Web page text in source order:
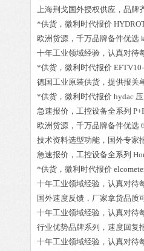
上海荆戈国外授权供应，品牌
*供货，微利时代报价
欧洲货源，千万品牌备件优选
十年工业领域经验，认真对待
*供货，微利时代报价
德国工业原装供货，提供报关
*供货，微利时代报价 hydac
急速报价，工控设备全系列
欧洲货源，千万品牌备件优选
技术资料选型功能，国外专家
急速报价，工控设备全系列
*供货，微利时代报价
十年工业领域经验，认真对待
国外速度反馈，厂家拿货品质
十年工业领域经验，认真对待
行业优势品牌系列，速度回复
十年工业领域经验，认真对待